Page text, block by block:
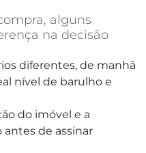
alguns
na decisão
diferentes, de manhã
nível de barulho e
do imóvel e a
de assinar